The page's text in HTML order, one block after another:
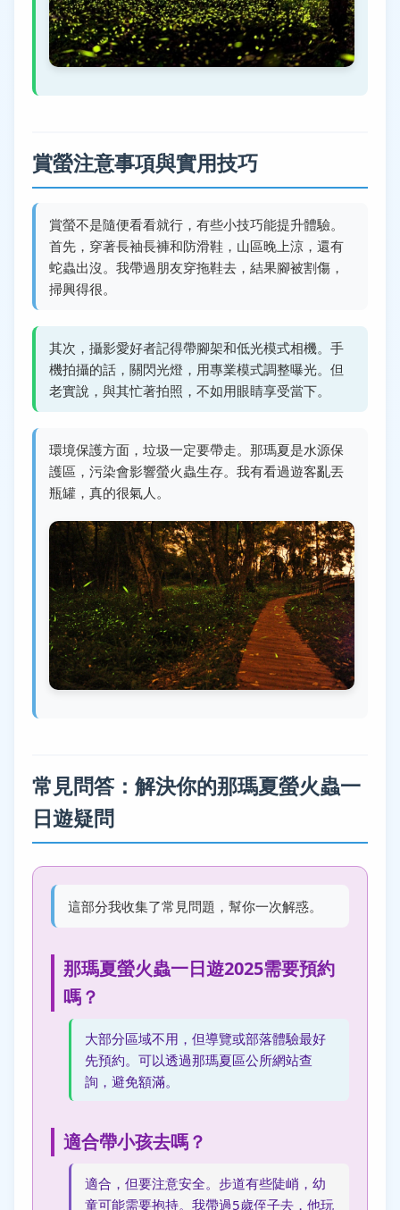
賞螢注意事項與實用技巧
賞螢不是隨便看看就行，有些小技巧能提升體驗。
首先，穿著長袖長褲和防滑鞋，山區晚上涼，還有
蛇蟲出沒。我帶過朋友穿拖鞋去，結果腳被割傷，
掃興得很。
其次，攝影愛好者記得帶腳架和低光模式相機。手
機拍攝的話，關閃光燈，用專業模式調整曝光。但
老實說，與其忙著拍照，不如用眼睛享受當下。
環境保護方面，垃圾一定要帶走。那瑪夏是水源保
護區，污染會影響螢火蟲生存。我有看過遊客亂丟
瓶罐，真的很氣人。
常見問答：解決你的那瑪夏螢火蟲一
日遊疑問
這部分我收集了常見問題，幫你一次解惑。
那瑪夏螢火蟲一日遊2025需要預約
嗎？
大部分區域不用，但導覽或部落體驗最好
先預約。可以透過那瑪夏區公所網站查
詢，避免額滿。
適合帶小孩去嗎？
適合，但要注意安全。步道有些陡峭，幼
童可能需要抱持。我帶過5歲侄子去，他玩